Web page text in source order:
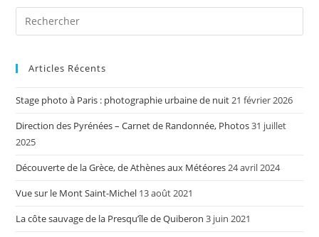
Pornic
Articles Récents
Stage photo à Paris : photographie urbaine de nuit21 février 2026
Direction des Pyrénées – Carnet de Randonnée, Photos31 juillet
2025
Découverte de la Grèce, de Athènes aux Météores24 avril 2024
Vue sur le Mont Saint-Michel 13 août 2021
La côte sauvage de la Presqu’île de Quiberon 3 juin 2021